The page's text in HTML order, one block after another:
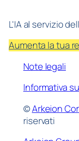
L'IA al servizio
Aumenta la tua
Note legali
Informativa
©Arkeion
riservati